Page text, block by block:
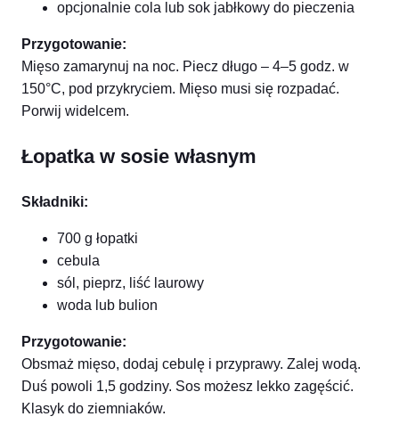
opcjonalnie cola lub sok jabłkowy do pieczenia
Przygotowanie:
Mięso zamarynuj na noc. Piecz długo – 4–5 godz. w
150°C, pod przykryciem. Mięso musi się rozpadać.
Porwij widelcem.
Łopatka w sosie własnym
Składniki:
700 g łopatki
cebula
sól, pieprz, liść laurowy
woda lub bulion
Przygotowanie:
Obsmaż mięso, dodaj cebulę i przyprawy. Zalej wodą.
Duś powoli 1,5 godziny. Sos możesz lekko zagęścić.
Klasyk do ziemniaków.